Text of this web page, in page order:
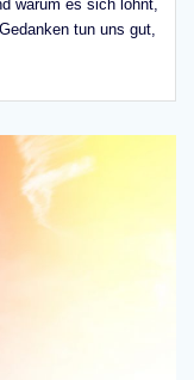
warum es sich lohnt,
tun uns gut,